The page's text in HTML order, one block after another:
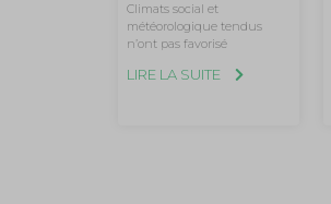
Climats social et
météorologique tendus
n’ont pas favorisé
LIRE LA SUITE